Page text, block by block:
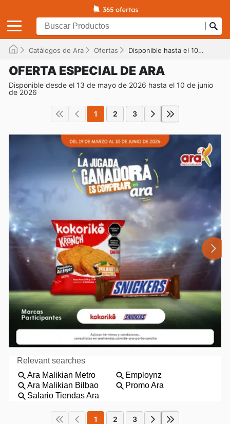
Catálogos de Ara Ofertas Disponible hasta el 10/06/2026
OFERTA ESPECIAL DE ARA
Disponible desde el 13 de mayo de 2026 hasta el 10 de junio
de 2026
1 2 3
1 2 3